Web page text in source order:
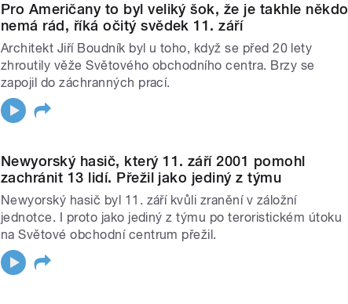
Pro Američany to byl veliký šok, že je takhle někdo
nemá rád, říká očitý svědek 11. září
Architekt Jiří Boudník byl u toho, když se před 20 lety
zhroutily věže Světového obchodního centra. Brzy se
zapojil do záchranných prací.
Newyorský hasič, který 11. září 2001 pomohl
zachránit 13 lidí. Přežil jako jediný z týmu
Newyorský hasič byl 11. září kvůli zranění v záložní
jednotce. I proto jako jediný z týmu po teroristickém útoku
na Světové obchodní centrum přežil.